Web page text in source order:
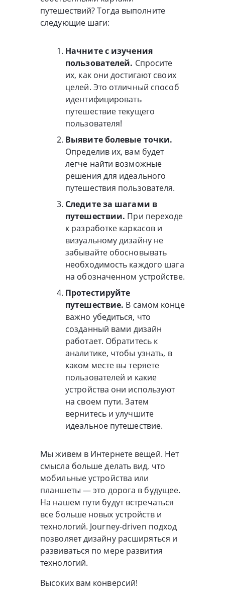
путешествий? Тогда выполните
следующие шаги:
Начните с изучения
пользователей. Спросите
их, как они достигают своих
целей. Это отличный способ
идентифицировать
путешествие текущего
пользователя!
Выявите болевые точки.
Определив их, вам будет
легче найти возможные
решения для идеального
путешествия пользователя.
Следите за шагами в
путешествии. При переходе
к разработке каркасов и
визуальному дизайну не
забывайте обосновывать
необходимость каждого шага
на обозначенном устройстве.
Протестируйте
путешествие. В самом конце
важно убедиться, что
созданный вами дизайн
работает. Обратитесь к
аналитике, чтобы узнать, в
каком месте вы теряете
пользователей и какие
устройства они используют
на своем пути. Затем
вернитесь и улучшите
идеальное путешествие.
Мы живем в Интернете вещей. Нет
смысла больше делать вид, что
мобильные устройства или
планшеты — это дорога в будущее.
На нашем пути будут встречаться
все больше новых устройств и
технологий. Journey-driven подход
позволяет дизайну расширяться и
развиваться по мере развития
технологий.
Высоких вам конверсий!